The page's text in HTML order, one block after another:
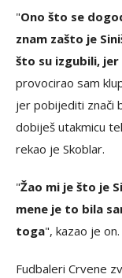
"Ono što se
znam zašto je
što su izgubili,
provocirao sam
jer pobijediti znači
dobiješ utakmicu
rekao je Skoblar.
"Žao mi je što je
mene je to bila
toga", kazao je on.
Fudbaleri Crvene